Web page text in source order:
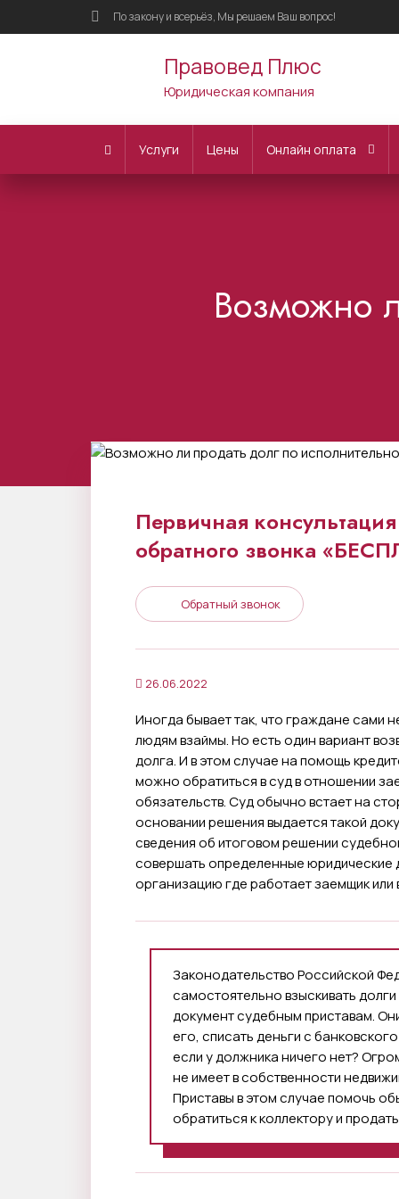
По закону и всерьёз, Мы решаем Ваш вопрос!
Правовед Плюс
Юридическая компания
Услуги Цены Онлайн оплата
Возможно
Первичная
обратного звонка
Обратный звонок
26.06.2022
Иногда бывает так, что граждане сами
людям взаймы. Но есть один вариант
долга. И в этом случае на помощь
можно обратиться в суд в отношении
обязательств. Суд обычно встает на
основании решения выдается такой
сведения об итоговом решении
совершать определенные юридические
организацию где работает заемщик
Законодательство Российской
самостоятельно взыскивать
документ судебным приставам.
его, списать деньги с
если у должника ничего нет?
не имеет в собственности
Приставы в этом случае помочь
обратиться к коллектору и